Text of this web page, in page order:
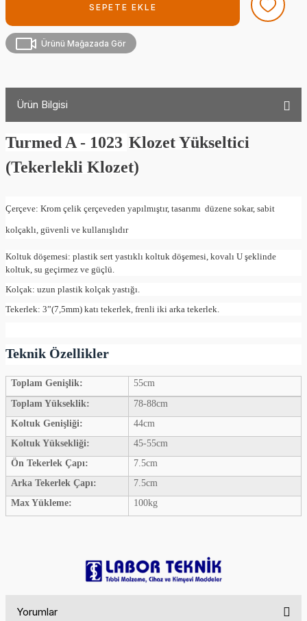
SEPETE EKLE
Ürünü Mağazada Gör
Ürün Bilgisi
Turmed A - 1023 Klozet Yükseltici
(Tekerlekli Klozet)
Çerçeve: Krom çelik çerçeveden yapılmıştır, tasarımı düzene sokar, sabit
kolçaklı, güvenli ve kullanışlıdır
Koltuk döşemesi: plastik sert yastıklı koltuk döşemesi, kovalı U şeklinde
koltuk, su geçirmez ve güçlü.
Kolçak: uzun plastik kolçak yastığı.
Tekerlek: 3”(7,5mm) katı tekerlek, frenli iki arka tekerlek.
Teknik Özellikler
Toplam Genişlik:
55cm
Toplam Yükseklik:
78-88cm
Koltuk Genişliği:
44cm
Koltuk Yüksekliği:
45-55cm
Ön Tekerlek Çapı:
7.5cm
Arka Tekerlek Çapı:
7.5cm
Max Yükleme:
100kg
Yorumlar